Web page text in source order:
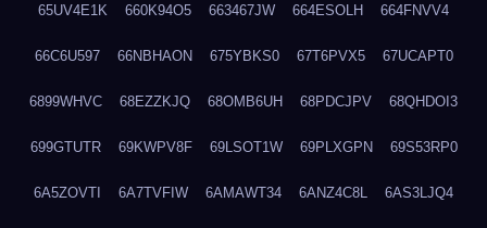
65UV4E1K 660K94O5 663467JW 664ESOLH 664FNVV4
66C6U597 66NBHAON 675YBKS0 67T6PVX5 67UCAPT0
6899WHVC 68EZZKJQ 68OMB6UH 68PDCJPV 68QHDOI3
699GTUTR 69KWPV8F 69LSOT1W 69PLXGPN 69S53RP0
6A5ZOVTI 6A7TVFIW 6AMAWT34 6ANZ4C8L 6AS3LJQ4